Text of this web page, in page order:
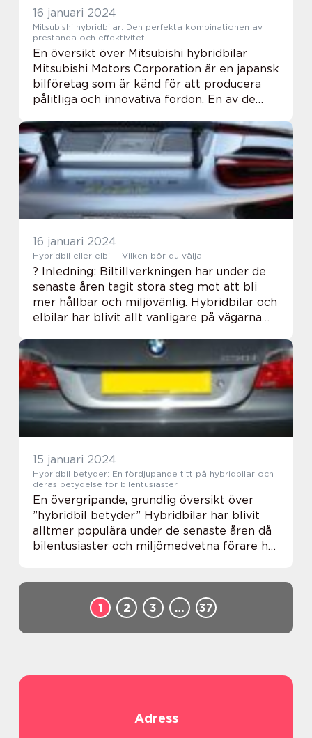
16 januari 2024
Mitsubishi hybridbilar: Den perfekta kombinationen av
prestanda och effektivitet
En översikt över Mitsubishi hybridbilar
Mitsubishi Motors Corporation är en japansk
bilföretag som är känd för att producera
pålitliga och innovativa fordon. En av de
fordonsutbud är deras hybridbilar.
Mitsubishi ...
16 januari 2024
Hybridbil eller elbil – Vilken bör du välja
? Inledning: Biltillverkningen har under de
senaste åren tagit stora steg mot att bli
mer hållbar och miljövänlig. Hybridbilar och
elbilar har blivit allt vanligare på vägarna
traditionella bensin- och dieseldrivna...
15 januari 2024
Hybridbil betyder: En fördjupande titt på hybridbilar och
deras betydelse för bilentusiaster
En övergripande, grundlig översikt över
”hybridbil betyder” Hybridbilar har blivit
alltmer populära under de senaste åren då
bilentusiaster och miljömedvetna förare har
1 2 3 … 37
Adress